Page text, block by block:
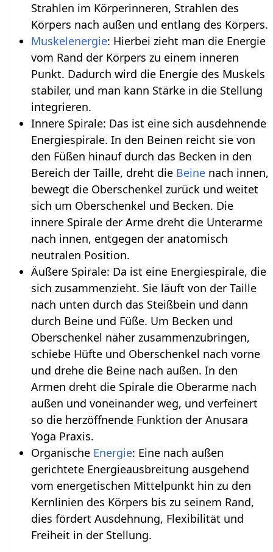
Strahlen im Körperinneren, Strahlen des
Körpers nach außen und entlang des Körpers.
Muskelenergie: Hierbei zieht man die Energie
vom Rand der Körpers zu einem inneren
Punkt. Dadurch wird die Energie des Muskels
stabiler, und man kann Stärke in die Stellung
integrieren.
Innere Spirale: Das ist eine sich ausdehnende
Energiespirale. In den Beinen reicht sie von
den Füßen hinauf durch das Becken in den
Bereich der Taille, dreht die Beinenach innen,
bewegt die Oberschenkel zurück und weitet
sich um Oberschenkel und Becken. Die
innere Spirale der Arme dreht die Unterarme
nach innen, entgegen der anatomisch
neutralen Position.
Äußere Spirale: Da ist eine Energiespirale, die
sich zusammenzieht. Sie läuft von der Taille
nach unten durch das Steißbein und dann
durch Beine und Füße. Um Becken und
Oberschenkel näher zusammenzubringen,
schiebe Hüfte und Oberschenkel nach vorne
und drehe die Beine nach außen. In den
Armen dreht die Spirale die Oberarme nach
außen und voneinander weg, und verfeinert
so die herzöffnende Funktion der Anusara
Yoga Praxis.
Organische Energie: Eine nach außen
gerichtete Energieausbreitung ausgehend
vom energetischen Mittelpunkt hin zu den
Kernlinien des Körpers bis zu seinem Rand,
dies fördert Ausdehnung, Flexibilität und
Freiheit in der Stellung.